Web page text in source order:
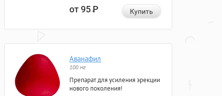
от 95Р Купить
Аванафил
100 мг
Препарат для усиления эрекции
нового поколения!